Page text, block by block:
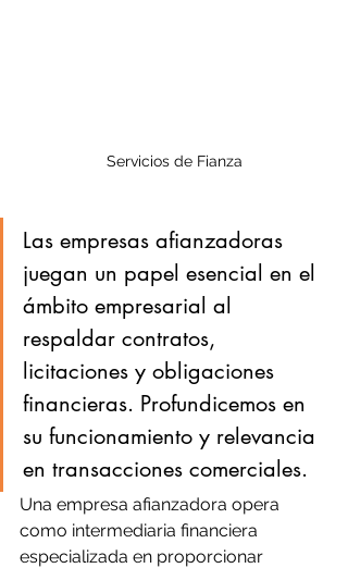
Servicios de Fianza
Las empresas afianzadoras
juegan un papel esencial en el
ámbito empresarial al
respaldar contratos,
licitaciones y obligaciones
financieras. Profundicemos en
su funcionamiento y relevancia
en transacciones comerciales.
Una empresa afianzadora opera
como intermediaria financiera
especializada en proporcionar